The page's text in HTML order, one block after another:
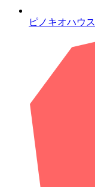
ピノキオハウス